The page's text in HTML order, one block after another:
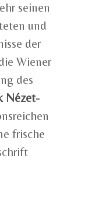
seinen
und
der
Wiener
des
Nézet-
frische